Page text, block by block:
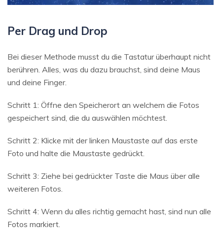
Per Drag und Drop
Bei dieser Methode musst du die Tastatur überhaupt nicht
berühren. Alles, was du dazu brauchst, sind deine Maus
und deine Finger.
Schritt 1: Öffne den Speicherort an welchem die Fotos
gespeichert sind, die du auswählen möchtest.
Schritt 2: Klicke mit der linken Maustaste auf das erste
Foto und halte die Maustaste gedrückt.
Schritt 3: Ziehe bei gedrückter Taste die Maus über alle
weiteren Fotos.
Schritt 4: Wenn du alles richtig gemacht hast, sind nun alle
Fotos markiert.